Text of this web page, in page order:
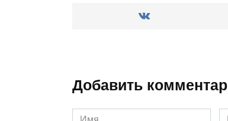
Добавить
Имя